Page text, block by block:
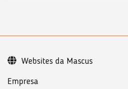
Empresa
Websites da Mascus